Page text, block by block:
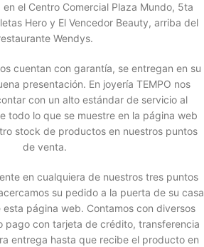
el Centro Comercial Plaza Mundo, 5ta
Hero y El Vencedor Beauty, arriba del
Wendys.
cuentan con garantía, se entregan en su
presentación. En joyería TEMPO nos
con un alto estándar de servicio al
todo lo que se muestre en la página web
stock de productos en nuestros puntos
de venta.
en cualquiera de nuestros tres puntos
su pedido a la puerta de su casa
página web. Contamos con diversos
pago con tarjeta de crédito, transferencia
entrega hasta que recibe el producto en